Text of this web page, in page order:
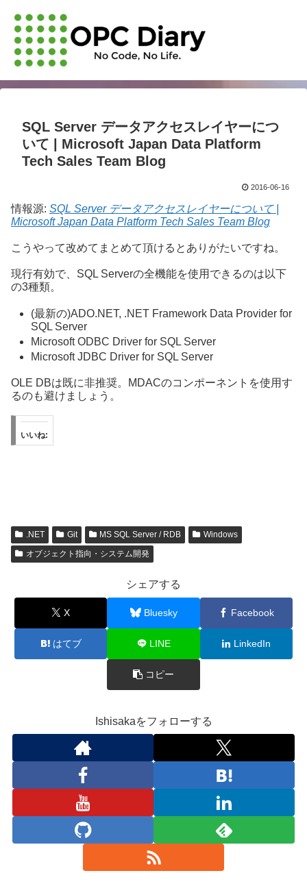
SQL Server データアクセスレイヤーにつ
いて | Microsoft Japan Data Platform
Tech Sales Team Blog
2016-06-16
情報源: SQL Server データアクセスレイヤーについて |
Microsoft Japan Data Platform Tech Sales Team Blog
こうやって改めてまとめて頂けるとありがたいですね。
現行有効で、SQL Serverの全機能を使用できるのは以下
の3種類。
(最新の)ADO.NET, .NET Framework Data Provider for
SQL Server
Microsoft ODBC Driver for SQL Server
Microsoft JDBC Driver for SQL Server
OLE DBは既に非推奨。MDACのコンポーネントを使用す
るのも避けましょう。
いいね:
.NET Git MS SQL Server / RDB
Windows
オブジェクト指向・システム開発
シェアする
X Bluesky Facebook
はてブ LINE LinkedIn
コピー
Ishisakaをフォローする